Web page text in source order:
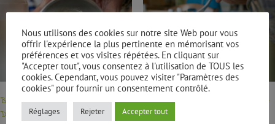
Bon cadeau : Atelier Si les plantes :
Duo de cosmétiques solides
Bon Cadeau : Atelier Si les plantes :
Duo de soins du visage
Nous utilisons des cookies sur notre site Web pour vous
offrir l'expérience la plus pertinente en mémorisant vos
préférences et vos visites répétées. En cliquant sur
"Accepter tout", vous consentez à l'utilisation de TOUS les
cookies. Cependant, vous pouvez visiter "Paramètres des
cookies" pour fournir un consentement contrôlé.
Réglages Rejeter Accepter tout